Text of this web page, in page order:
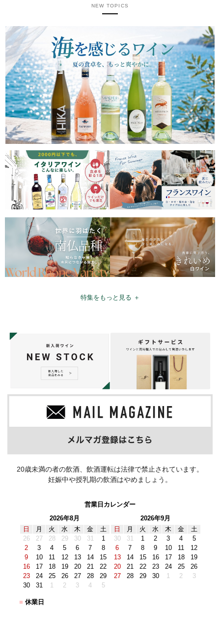
NEW TOPICS
特集をもっと見る ＋
20歳未満の者の飲酒、飲酒運転は法律で禁止されています。
妊娠中や授乳期の飲酒はやめましょう。
営業日カレンダー
2026年8月
日
月 火 水 木 金
土
26
27 28 29 30 31
1
2
3 4 5 6 7
8
9
10 11 12 13 14
15
16
17 18 19 20 21
22
23
24 25 26 27 28
29
30
31 1 2 3 4 5
2026年9月
日
月 火 水 木 金
土
30
31 1 2 3 4
5
6
7 8 9 10 11
12
13
14 15 16 17 18
19
20
21 22 23 24 25
26
27
28 29 30 1 2 3
■ 休業日